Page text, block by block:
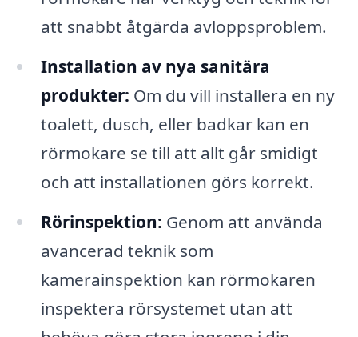
att snabbt åtgärda avloppsproblem.
Installation av nya sanitära
produkter: Om du vill installera en ny
toalett, dusch, eller badkar kan en
rörmokare se till att allt går smidigt
och att installationen görs korrekt.
Rörinspektion: Genom att använda
avancerad teknik som
kamerainspektion kan rörmokaren
inspektera rörsystemet utan att